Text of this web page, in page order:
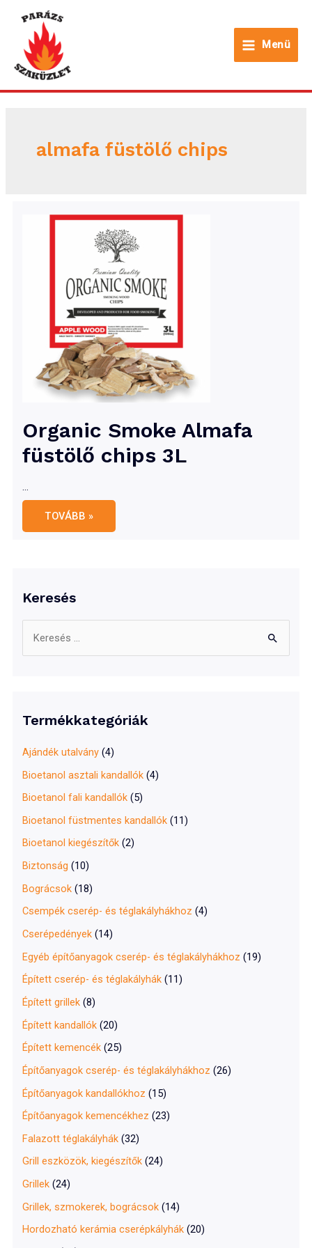
content
Main
Menu
Menü
almafa füstölő chips
Organic Smoke Almafa
füstölő chips 3L
…
Organic
Smoke
Almafa
TOVÁBB »
Keresés
f
o
r
Termékkategóriák
Ajándék utalvány (4)
Bioetanol asztali kandallók (4)
Bioetanol fali kandallók (5)
Bioetanol füstmentes kandallók (11)
Bioetanol kiegészítők (2)
Biztonság (10)
Bográcsok (18)
Csempék cserép- és téglakályhákhoz (4)
Cserépedények (14)
Egyéb építőanyagok cserép- és téglakályhákhoz (19)
Épített cserép- és téglakályhák (11)
Épített grillek (8)
Épített kandallók (20)
Épített kemencék (25)
Építőanyagok cserép- és téglakályhákhoz (26)
Építőanyagok kandallókhoz (15)
Építőanyagok kemencékhez (23)
Falazott téglakályhák (32)
Grill eszközök, kiegészítők (24)
Grillek (24)
Grillek, szmokerek, bográcsok (14)
Hordozható kerámia cserépkályhák (20)